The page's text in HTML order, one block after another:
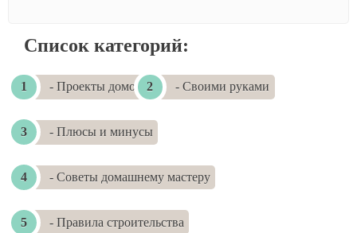
Список категорий:
- Проекты домов - Своими руками
- Плюсы и минусы
- Советы домашнему мастеру
- Правила строительства